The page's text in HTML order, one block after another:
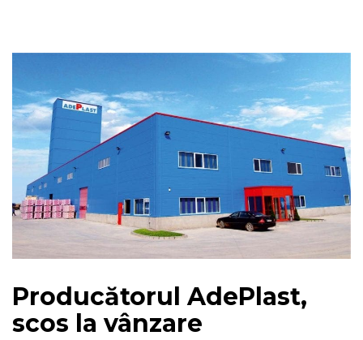
Producătorul AdePlast,
scos la vânzare